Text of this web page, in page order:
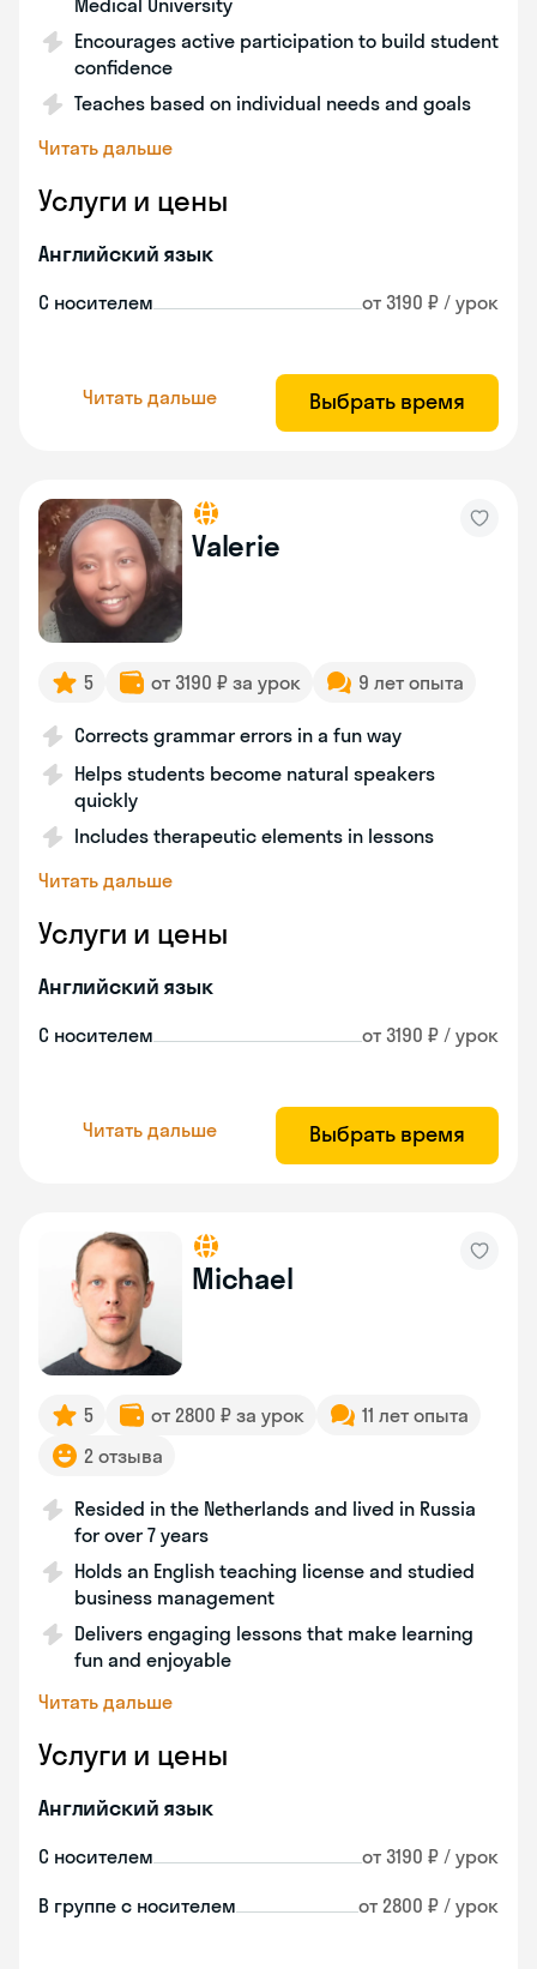
Medical University
Encourages active participation to build student
confidence
Teaches based on individual needs and goals
Читать дальше
Услуги и цены
Английский язык
С носителем от 3190 ₽ / урок
Читать дальше Выбрать время
Valerie
5 от 3190 ₽ за урок 9 лет опыта
Corrects grammar errors in a fun way
Helps students become natural speakers
quickly
Includes therapeutic elements in lessons
Читать дальше
Услуги и цены
Английский язык
С носителем от 3190 ₽ / урок
Читать дальше Выбрать время
Michael
5 от 2800 ₽ за урок
11 лет опыта
2 отзыва
Resided in the Netherlands and lived in Russia
for over 7 years
Holds an English teaching license and studied
business management
Delivers engaging lessons that make learning
fun and enjoyable
Читать дальше
Услуги и цены
Английский язык
С носителем от 3190 ₽ / урок
В группе с носителем от 2800 ₽ / урок